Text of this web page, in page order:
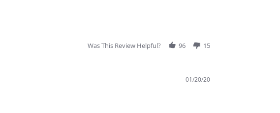
Was This Review Helpful? 96 15
01/20/20